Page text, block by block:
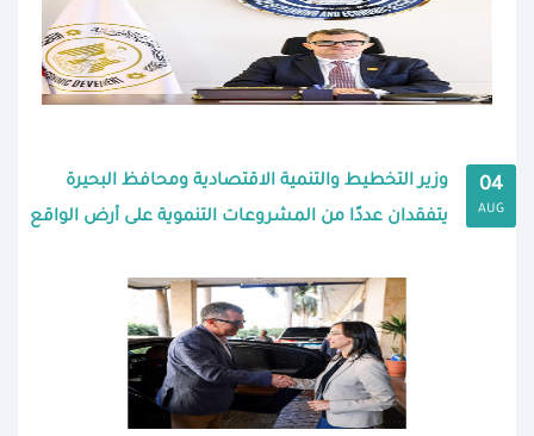
04
AUG
وزير التخطيط والتنمية الاقتصادية ومحافظ البحيرة
يتفقدان عددًا من المشروعات التنموية على أرض الواقع